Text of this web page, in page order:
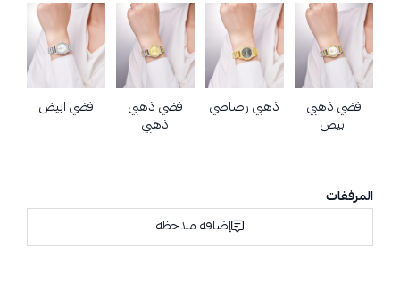
فضي ذهبي
ابيض
ذهبي رصاصي فضي ذهبي
ذهبي
فضي ابيض
المرفقات
إضافة ملاحظة